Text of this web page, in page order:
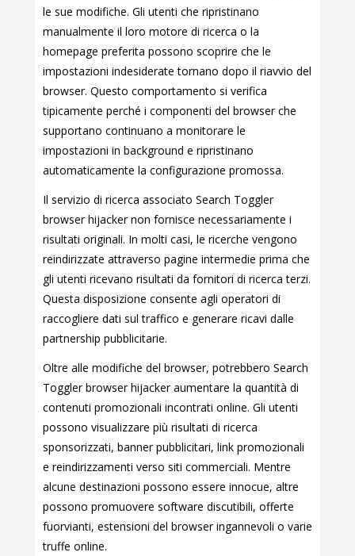
le sue modifiche. Gli utenti che ripristinano
manualmente il loro motore di ricerca o la
homepage preferita possono scoprire che le
impostazioni indesiderate tornano dopo il riavvio del
browser. Questo comportamento si verifica
tipicamente perché i componenti del browser che
supportano continuano a monitorare le
impostazioni in background e ripristinano
automaticamente la configurazione promossa.
Il servizio di ricerca associato Search Toggler
browser hijacker non fornisce necessariamente i
risultati originali. In molti casi, le ricerche vengono
reindirizzate attraverso pagine intermedie prima che
gli utenti ricevano risultati da fornitori di ricerca terzi.
Questa disposizione consente agli operatori di
raccogliere dati sul traffico e generare ricavi dalle
partnership pubblicitarie.
Oltre alle modifiche del browser, potrebbero Search
Toggler browser hijacker aumentare la quantità di
contenuti promozionali incontrati online. Gli utenti
possono visualizzare più risultati di ricerca
sponsorizzati, banner pubblicitari, link promozionali
e reindirizzamenti verso siti commerciali. Mentre
alcune destinazioni possono essere innocue, altre
possono promuovere software discutibili, offerte
fuorvianti, estensioni del browser ingannevoli o varie
truffe online.